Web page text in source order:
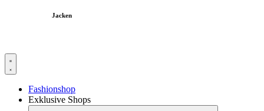
Jacken
Fashionshop
Exklusive Shops